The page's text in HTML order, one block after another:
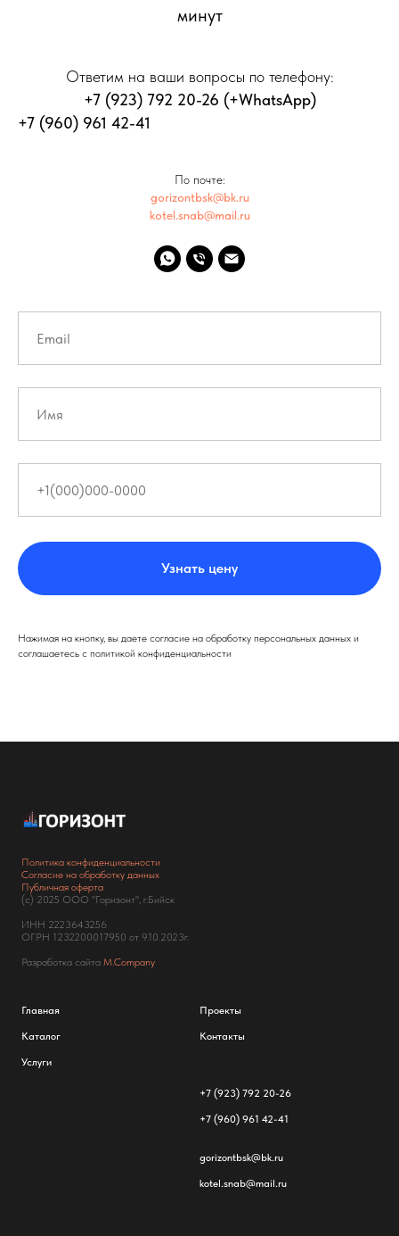
минут
Ответим на ваши вопросы по телефону:
+7 (923) 792 20-26 (+WhatsApp)
+7 (960) 961 42-41
По почте:
gorizontbsk@bk.ru
kotel.snab@mail.ru
Узнать цену
Нажимая на кнопку, вы даете согласие на обработку персональных данных и
соглашаетесь c политикой конфиденциальности
Политика конфиденциальности
Согласие на обработку данных
Публичная оферта
(с) 2025 ООО "Горизонт", г.Бийск
ИНН 2223643256
ОГРН 1232200017950 от 9.10.2023г.
Разработка сайта M.Company
Главная
Каталог
Услуги
Проекты
Контакты
+7 (923) 792 20-26
+7 (960) 961 42-41
gorizontbsk@bk.ru
kotel.snab@mail.ru